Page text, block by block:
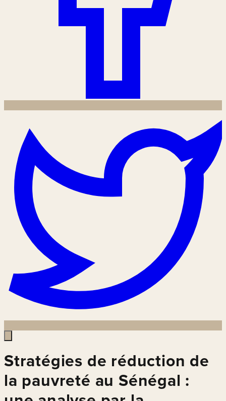
Stratégies de réduction de
la pauvreté au Sénégal :